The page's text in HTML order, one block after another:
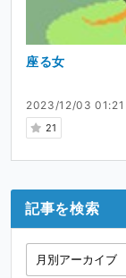
2023/12/03 01:21
21
座る女
記事を検索